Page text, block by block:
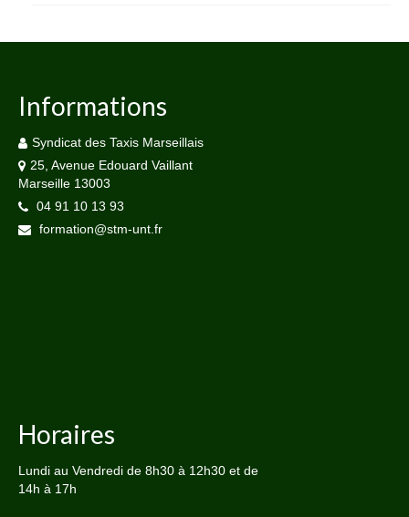
Informations
Syndicat des Taxis Marseillais
25, Avenue Edouard Vaillant
Marseille 13003
04 91 10 13 93
formation@stm-unt.fr
Horaires
Lundi au Vendredi de 8h30 à 12h30 et de
14h à 17h